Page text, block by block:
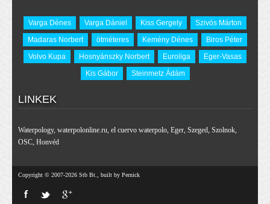
Varga Dénes Varga Dániel Kiss Gergely
Szivós Márton
Madaras Norbert
ötméteres Kemény Dénes
Biros Péter
Volvo Kupa
Hosnyánszky Norbert Euroliga
Eger-Vasas
Kis Gábor
Steinmetz Ádám
LINKEK
Waterpology, waterpolonline.ru, el cuervo waterpolo, Eger, Szeged, Szolnok,
OSC, Honvéd
Copyright © 2007-2026 Stb Bt., built by Pernick